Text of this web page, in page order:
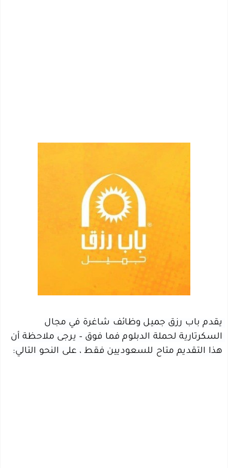
هذا التقديم متاح للسعوديين فقط ، على النحو التالي: